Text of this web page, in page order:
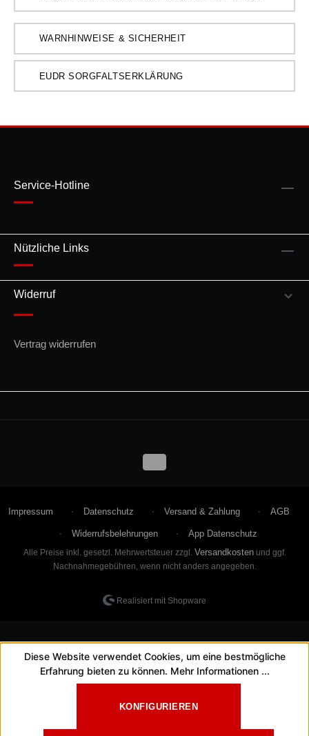
WARNHINWEISE & SICHERHEIT
EUDR SORGFALTSERKLÄRUNG
Service-Hotline
Nützliche Links
Widerruf
Vertrag widerrufen
Impressum Datenschutz Versand & Zahlung AGB
Widerrufsbelehrungen App Datenschutz
Alle Preise inkl. gesetzl. Mehrwertsteuer zzgl. Versandkostenund ggf.
Nachnahmegebühren, wenn nicht anders angegeben.
Realisiert mit Shopware
Diese Website verwendet Cookies, um eine bestmögliche
Erfahrung bieten zu können. Mehr Informationen ...
KONFIGURIEREN